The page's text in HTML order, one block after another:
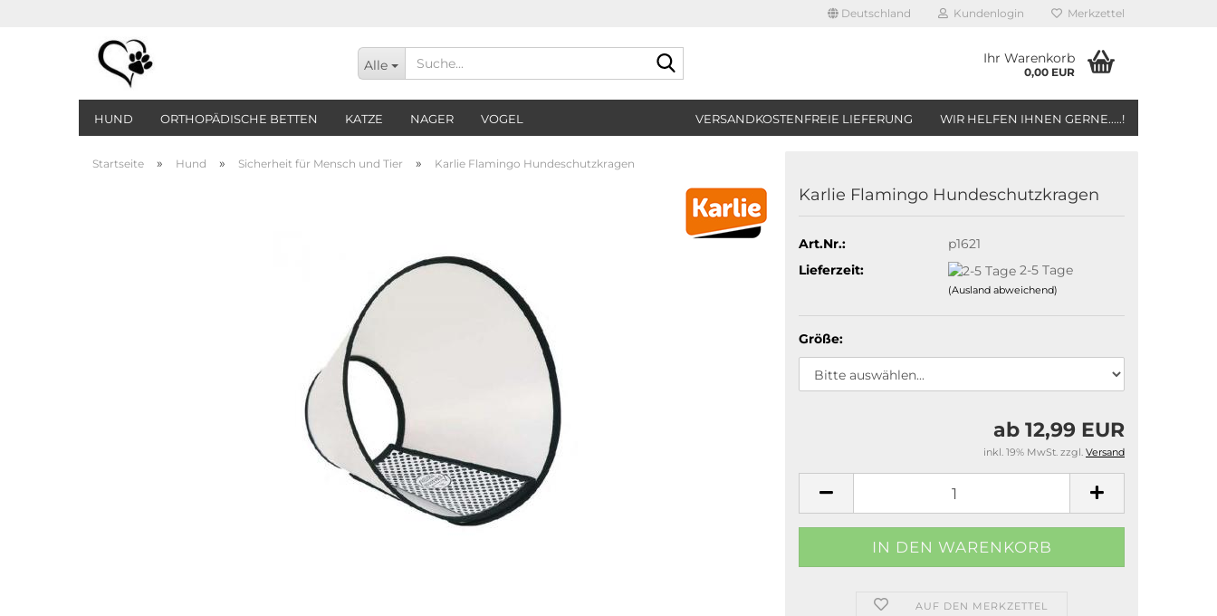
Deutschland Kundenlogin Merkzettel
Alle Ihr Warenkorb
0,00 EUR
HUND ORTHOPÄDISCHE BETTEN KATZE NAGER VOGEL VERSANDKOSTENFREIE LIEFERUNG WIR HELFEN IHNEN GERNE.....!
Startseite » Hund » Sicherheit für Mensch und Tier » Karlie Flamingo Hundeschutzkragen
Karlie Flamingo Hundeschutzkragen
Art.Nr.:
p1621
Lieferzeit:
2-5 Tage
(Ausland abweichend)
Größe:
ab 12,99 EUR
inkl. 19% MwSt. zzgl. Versand
AUF DEN MERKZETTEL